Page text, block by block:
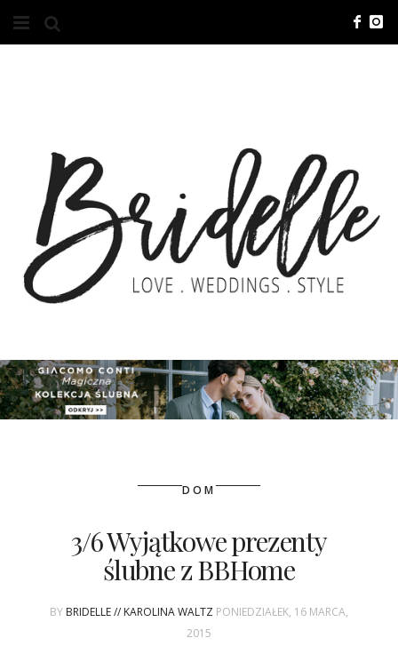
O NAS
KONTAKT
REKLAMA
ADVERTISING
ZGŁOSZENIA
KONKURSY
DOM
3/6 Wyjątkowe prezenty
ślubne z BBHome
BY BRIDELLE // KAROLINA WALTZ PONIEDZIAŁEK, 16 MARCA,
2015